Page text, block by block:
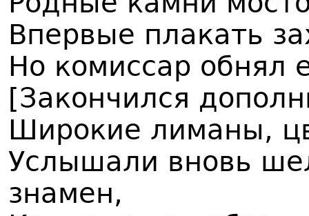
Впервые плакать
Но комиссар обнял
[Закончился
Широкие лиманы,
Услышали вновь
знамен,